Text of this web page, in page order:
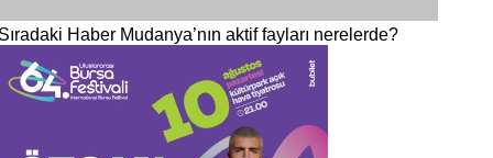
Haber Mudanya’nın aktif fayları nerelerde?